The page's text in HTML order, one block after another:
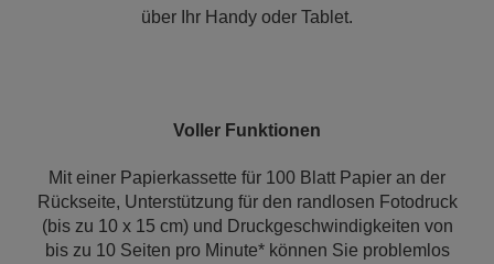
über Ihr Handy oder Tablet.
Voller Funktionen
Mit einer Papierkassette für 100 Blatt Papier an der
Rückseite, Unterstützung für den randlosen Fotodruck
(bis zu 10 x 15 cm) und Druckgeschwindigkeiten von
bis zu 10 Seiten pro Minute* können Sie problemlos